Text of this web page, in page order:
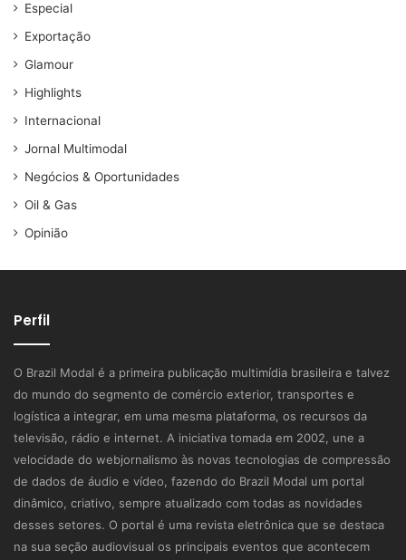
Especial
Exportação
Glamour
Highlights
Internacional
Jornal Multimodal
Negócios & Oportunidades
Oil & Gas
Opinião
Perfil
O Brazil Modal é a primeira publicação multimídia brasileira e talvez
do mundo do segmento de comércio exterior, transportes e
logística a integrar, em uma mesma plataforma, os recursos da
televisão, rádio e internet. A iniciativa tomada em 2002, une a
velocidade do webjornalismo às novas tecnologias de compressão
de dados de áudio e vídeo, fazendo do Brazil Modal um portal
dinâmico, criativo, sempre atualizado com todas as novidades
desses setores. O portal é uma revista eletrônica que se destaca
na sua seção audiovisual os principais eventos que acontecem